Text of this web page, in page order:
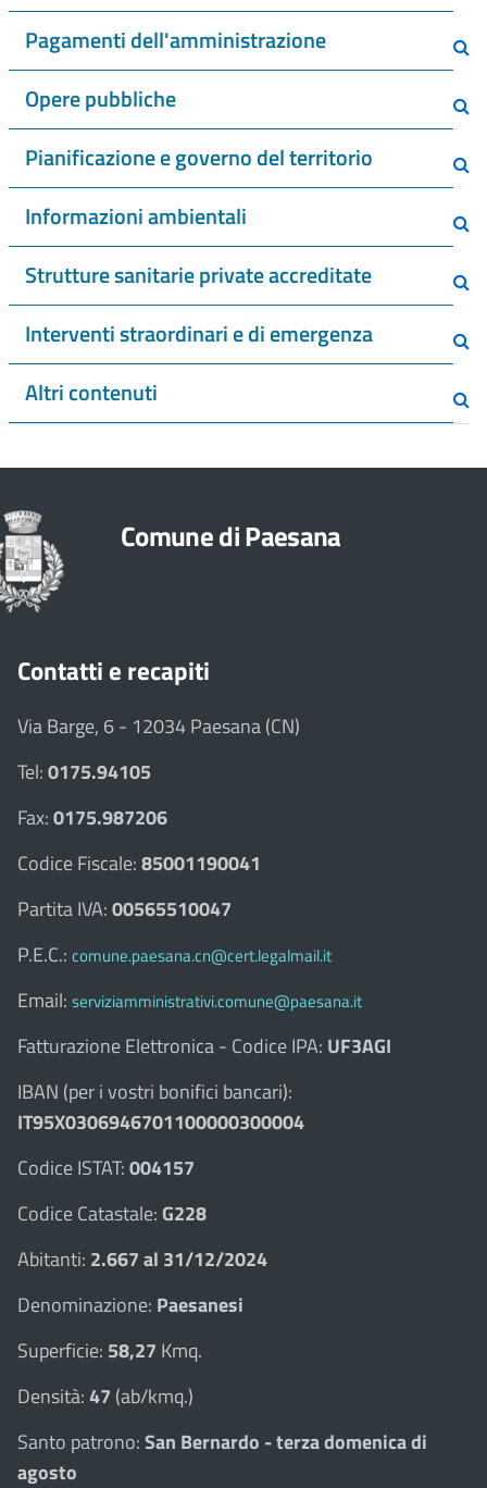
Pagamenti dell'amministrazione
Opere pubbliche
Pianificazione e governo del territorio
Informazioni ambientali
Strutture sanitarie private accreditate
Interventi straordinari e di emergenza
Altri contenuti
Comune di Paesana
Contatti e recapiti
Via Barge, 6 - 12034 Paesana (CN)
Tel:0175.94105
Fax:0175.987206
Codice Fiscale:85001190041
Partita IVA:00565510047
P.E.C.: comune.paesana.cn@cert.legalmail.it
Email: serviziamministrativi.comune@paesana.it
Fatturazione Elettronica - Codice IPA: UF3AGI
IBAN (per i vostri bonifici bancari):
IT95X0306946701100000300004
Codice ISTAT:004157
Codice Catastale:G228
Abitanti: 2.667 al 31/12/2024
Denominazione: Paesanesi
Superficie: 58,27 Kmq.
Densità:47 (ab/kmq.)
Santo patrono:San Bernardo - terza domenica di
agosto